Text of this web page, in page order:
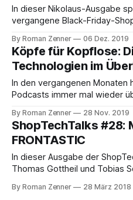
In dieser Nikolaus-Ausgabe
vergangene Black-Friday-
& einen guten Job gemacht zu
technischen Störungen, die
und gäbe waren, war in
By Roman Zenner 06 Dez. 2019
Köpfe für Kopflose:
Technologien im
In den vergangenen Monaten
Podcasts immer mal wieder
Progressive Web Apps
die Frontend-Freaks
und Anbieter gibt es
By Roman Zenner 28 Nov. 2019
ShopTechTalks #28:
FRONTASTIC
In dieser Ausgabe der
Thomas Gottheil und Tobias
a-Service-Plattform vor allem
By Roman Zenner 28 März 2018